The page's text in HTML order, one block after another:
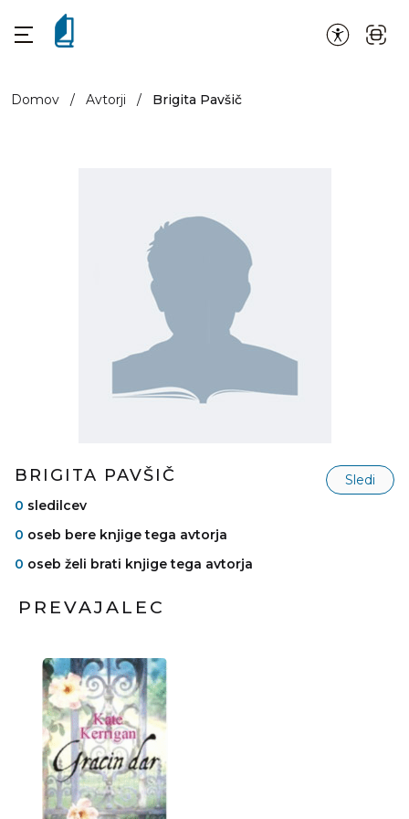
Domov / Avtorji / Brigita Pavšič
BRIGITA PAVŠIČ
Sledi
0 sledilcev
0 oseb bere knjige tega avtorja
0 oseb želi brati knjige tega avtorja
PREVAJALEC